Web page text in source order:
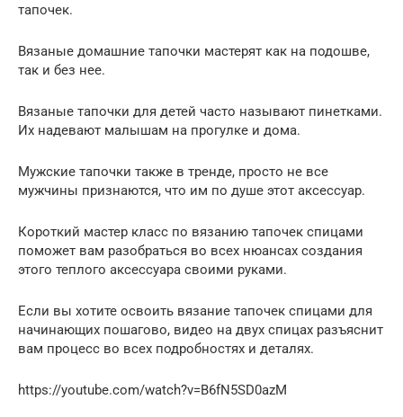
тапочек.
Вязаные домашние тапочки мастерят как на подошве,
так и без нее.
Вязаные тапочки для детей часто называют пинетками.
Их надевают малышам на прогулке и дома.
Мужские тапочки также в тренде, просто не все
мужчины признаются, что им по душе этот аксессуар.
Короткий мастер класс по вязанию тапочек спицами
поможет вам разобраться во всех нюансах создания
этого теплого аксессуара своими руками.
Если вы хотите освоить вязание тапочек спицами для
начинающих пошагово, видео на двух спицах разъяснит
вам процесс во всех подробностях и деталях.
https://youtube.com/watch?v=B6fN5SD0azM